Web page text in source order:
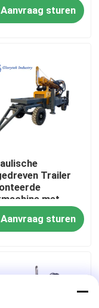
voor
Diepte Boren
Aanvraag sturen
Trailer
met
Dieselmotor
Diepte
Boren
Aanvraag sturen